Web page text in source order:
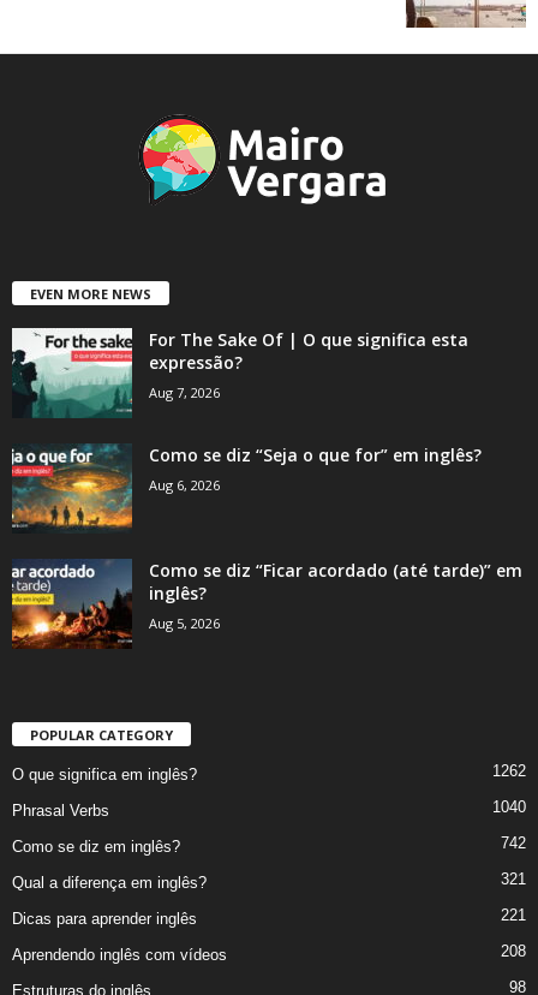
EVEN MORE NEWS
For The Sake Of | O que significa esta
expressão?
Aug 7, 2026
Como se diz “Seja o que for” em inglês?
Aug 6, 2026
Como se diz “Ficar acordado (até tarde)” em
inglês?
Aug 5, 2026
POPULAR CATEGORY
O que significa em inglês? 1262
Phrasal Verbs 1040
Como se diz em inglês? 742
Qual a diferença em inglês? 321
Dicas para aprender inglês 221
Aprendendo inglês com vídeos 208
Estruturas do inglês 98